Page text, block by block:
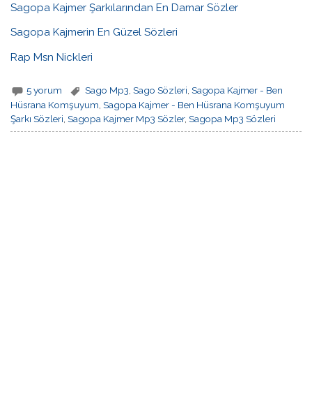
Sagopa Kajmer Şarkılarından En Damar Sözler
Sagopa Kajmerin En Güzel Sözleri
Rap Msn Nickleri
5 yorum Sago Mp3 ,Sago Sözleri ,Sagopa Kajmer - Ben
Hüsrana Komşuyum ,Sagopa Kajmer - Ben Hüsrana Komşuyum
Şarkı Sözleri ,Sagopa Kajmer Mp3 Sözler,Sagopa Mp3 Sözleri